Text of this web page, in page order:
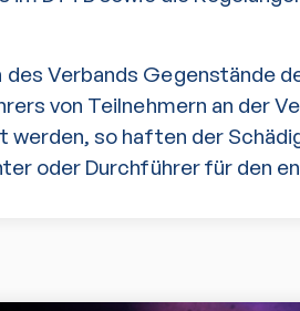
des Verbands Gegenstände
von Teilnehmern an der
werden, so haften der
oder Durchführer für den